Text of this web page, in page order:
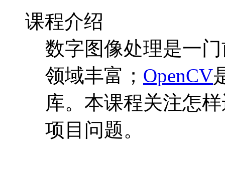
课程介绍
数字图像处理是一
领域丰富； OpenCV
库。本课程关注怎
项目问题。